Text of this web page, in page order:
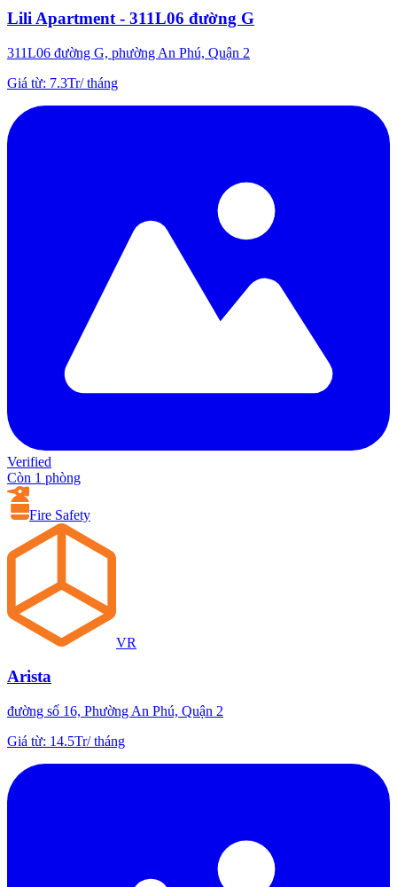
Lili Apartment - 311L06 đường G
311L06 đường G, phường An Phú, Quận 2
Giá từ: 7.3Tr/tháng
Verified
Còn 1 phòng
Fire Safety
VR
Arista
đường số 16, Phường An Phú, Quận 2
Giá từ: 14.5Tr/tháng